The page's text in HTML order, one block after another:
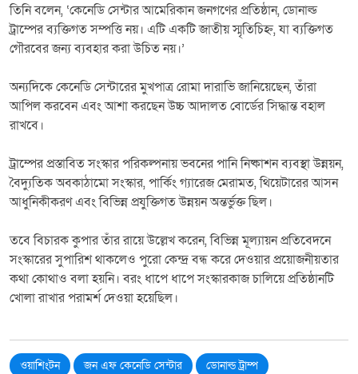
তিনি বলেন, ‘কেনেডি সেন্টার আমেরিকান জনগণের প্রতিষ্ঠান, ডোনাল্ড
ট্রাম্পের ব্যক্তিগত সম্পত্তি নয়। এটি একটি জাতীয় স্মৃতিচিহ্ন, যা ব্যক্তিগত
গৌরবের জন্য ব্যবহার করা উচিত নয়।’
অন্যদিকে কেনেডি সেন্টারের মুখপাত্র রোমা দারাভি জানিয়েছেন, তাঁরা
আপিল করবেন এবং আশা করছেন উচ্চ আদালত বোর্ডের সিদ্ধান্ত বহাল
রাখবে।
ট্রাম্পের প্রস্তাবিত সংস্কার পরিকল্পনায় ভবনের পানি নিষ্কাশন ব্যবস্থা উন্নয়ন,
বৈদ্যুতিক অবকাঠামো সংস্কার, পার্কিং গ্যারেজ মেরামত, থিয়েটারের আসন
আধুনিকীকরণ এবং বিভিন্ন প্রযুক্তিগত উন্নয়ন অন্তর্ভুক্ত ছিল।
তবে বিচারক কুপার তাঁর রায়ে উল্লেখ করেন, বিভিন্ন মূল্যায়ন প্রতিবেদনে
সংস্কারের সুপারিশ থাকলেও পুরো কেন্দ্র বন্ধ করে দেওয়ার প্রয়োজনীয়তার
কথা কোথাও বলা হয়নি। বরং ধাপে ধাপে সংস্কারকাজ চালিয়ে প্রতিষ্ঠানটি
খোলা রাখার পরামর্শ দেওয়া হয়েছিল।
ওয়াশিংটন জন এফ কেনেডি সেন্টার ডোনাল্ড ট্রাম্প